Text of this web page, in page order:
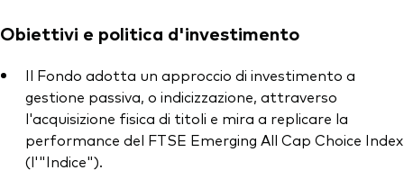
Obiettivi e politica d'investimento
Il Fondo adotta un approccio di investimento a
gestione passiva, o indicizzazione, attraverso
l'acquisizione fisica di titoli e mira a replicare la
performance del FTSE Emerging All Cap Choice Index
(l'"Indice").